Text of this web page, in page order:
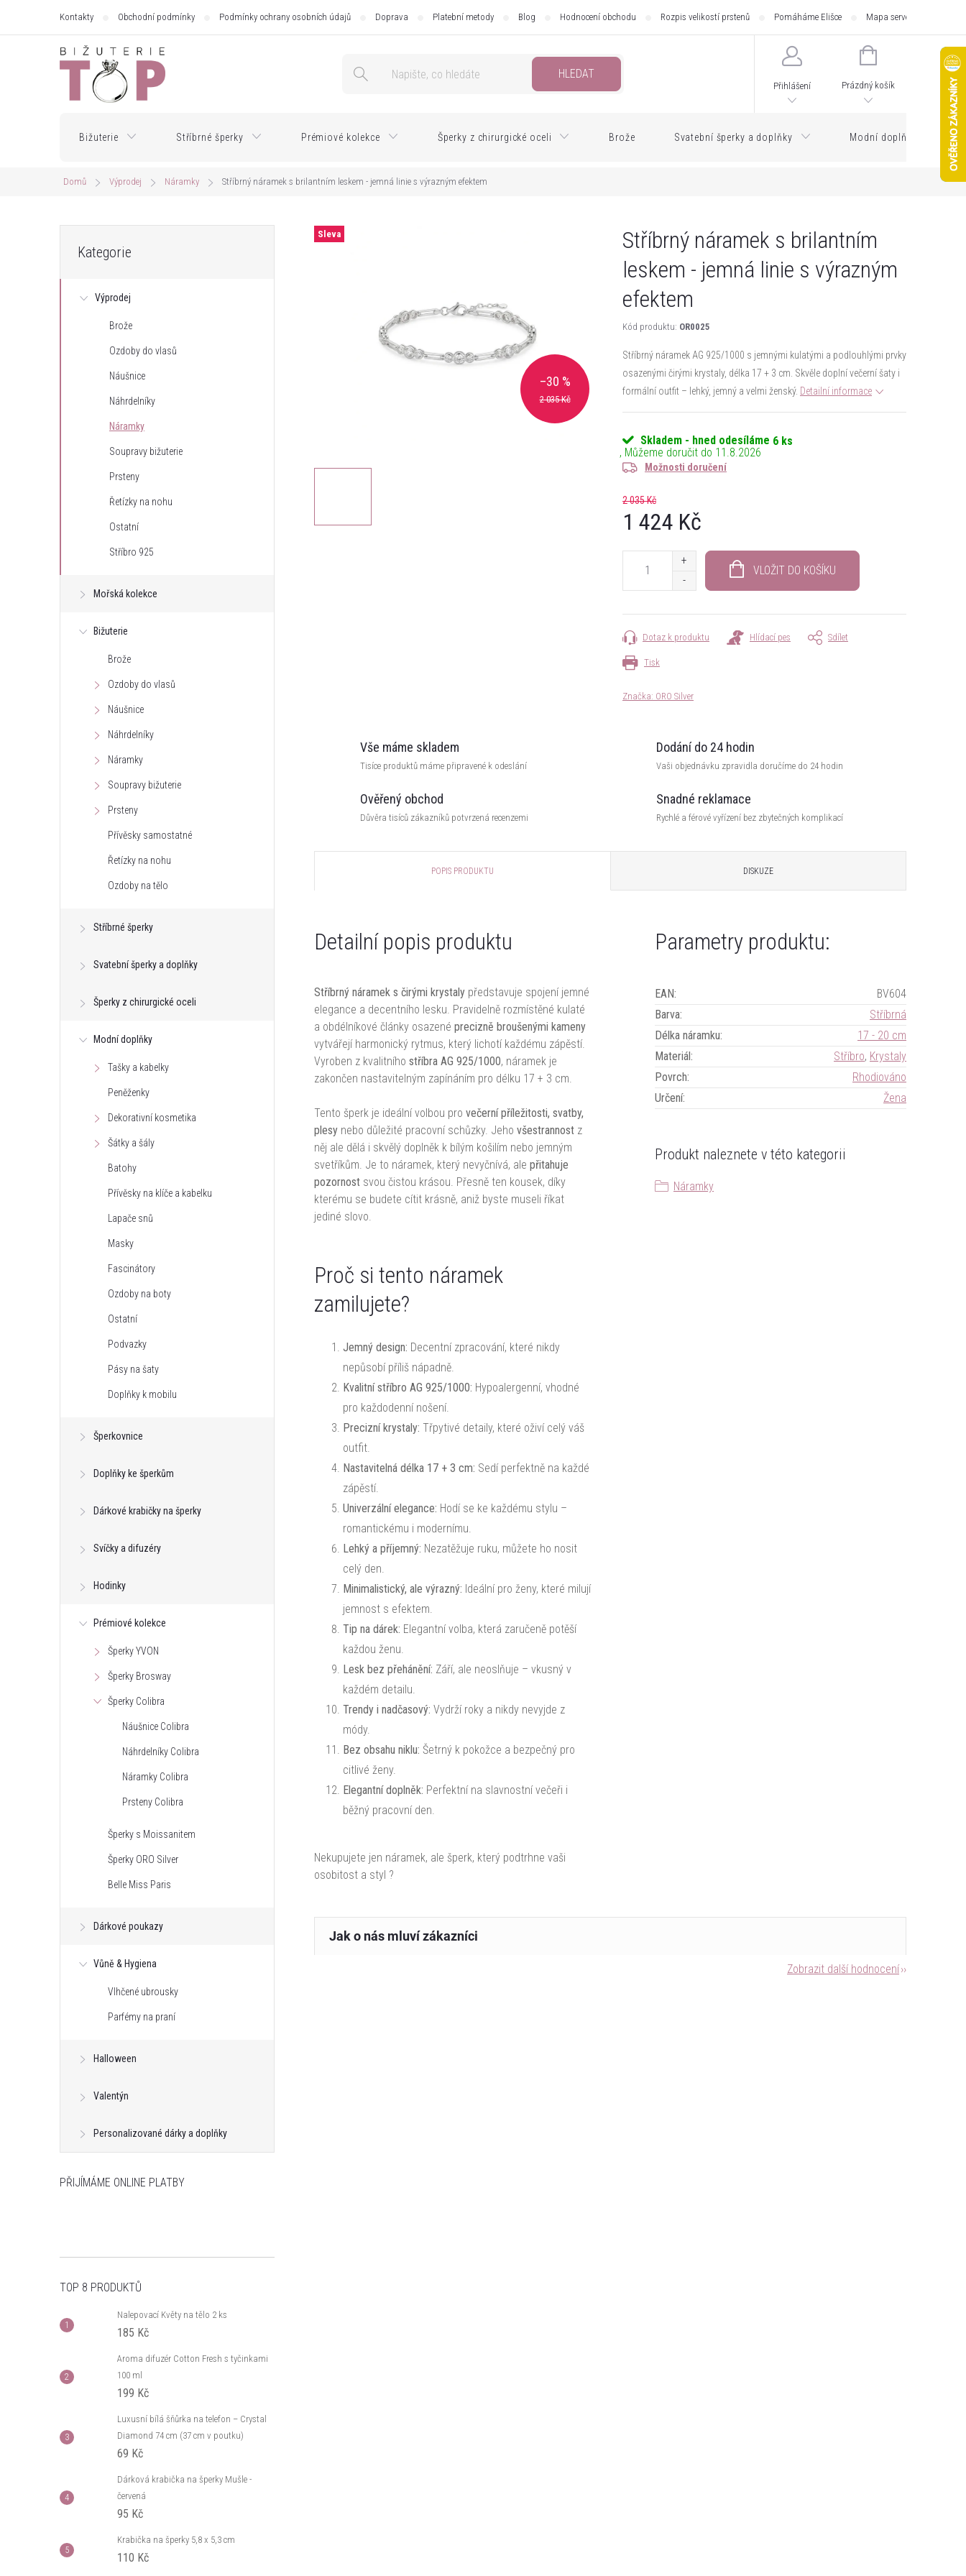
Kontakty Obchodní podmínky Podmínky ochrany osobních údajů Doprava Platební metody Blog Hodnocení obchodu Rozpis velikostí prstenů Pomáháme Elišce Mapa serveru
HLEDAT
Přihlášení
NÁKUPNÍ
Prázdný košík
Bižuterie Stříbrné šperky Prémiové kolekce Šperky z chirurgické oceli Brože Svatební šperky a doplňky Modní doplňky
Domů Výprodej Náramky Stříbrný náramek s brilantním leskem - jemná linie s výrazným efektem
o
kategorie
Kategorie
Výprodej
Brože
Ozdoby do vlasů
Náušnice
Náhrdelníky
Náramky
Soupravy bižuterie
Prsteny
Řetízky na nohu
Ostatní
Stříbro 925
Mořská kolekce
Bižuterie
Brože
Ozdoby do vlasů
Náušnice
Náhrdelníky
Náramky
Soupravy bižuterie
Prsteny
Přívěsky samostatné
Řetízky na nohu
Ozdoby na tělo
Stříbrné šperky
Svatební šperky a doplňky
Šperky z chirurgické oceli
Modní doplňky
Tašky a kabelky
Peněženky
Dekorativní kosmetika
Šátky a šály
Batohy
Přívěsky na klíče a kabelku
Lapače snů
Masky
Fascinátory
Ozdoby na boty
Ostatní
Podvazky
Pásy na šaty
Doplňky k mobilu
Šperkovnice
Doplňky ke šperkům
Dárkové krabičky na šperky
Svíčky a difuzéry
Hodinky
Prémiové kolekce
Šperky YVON
Šperky Brosway
Šperky Colibra
Náušnice Colibra
Náhrdelníky Colibra
Náramky Colibra
Prsteny Colibra
Šperky s Moissanitem
Šperky ORO Silver
Belle Miss Paris
Dárkové poukazy
Vůně & Hygiena
Vlhčené ubrousky
Parfémy na praní
Halloween
Valentýn
Personalizované dárky a doplňky
PŘIJÍMÁME ONLINE PLATBY
TOP 8 PRODUKTŮ
Nalepovací Květy na tělo 2 ks
185 Kč
Aroma difuzér Cotton Fresh s tyčinkami
100 ml
199 Kč
Luxusní bílá šňůrka na telefon – Crystal
Diamond 74 cm (37 cm v poutku)
69 Kč
Dárková krabička na šperky Mušle -
červená
95 Kč
Krabička na šperky 5,8 x 5,3 cm
110 Kč
Sleva
2 035 Kč
–30 %
Stříbrný náramek s brilantním
leskem - jemná linie s výrazným
efektem
Kód produktu: OR0025
Stříbrný náramek AG 925/1000 s jemnými kulatými a podlouhlými prvky
osazenými čirými krystaly, délka 17 + 3 cm. Skvěle doplní večerní šaty i
formální outfit – lehký, jemný a velmi ženský. Detailní informace
Skladem - hned odesíláme 6 ks
11.8.2026
Možnosti doručení
2 035 Kč
1 424 Kč
VLOŽIT DO KOŠÍKU
Tisk
Dotaz k produktu Hlídací pes Sdílet
Značka: ORO Silver
Vše máme skladem
Tisíce produktů máme připravené k odeslání
Dodání do 24 hodin
Vaši objednávku zpravidla doručíme do 24 hodin
Ověřený obchod
Důvěra tisíců zákazníků potvrzená recenzemi
Snadné reklamace
Rychlé a férové vyřízení bez zbytečných komplikací
POPIS PRODUKTU DISKUZE
Detailní popis produktu
Stříbrný náramek s čirými krystaly představuje spojení jemné
elegance a decentního lesku. Pravidelně rozmístěné kulaté
a obdélníkové články osazené precizně broušenými kameny
vytvářejí harmonický rytmus, který lichotí každému zápěstí.
Vyroben z kvalitního stříbra AG 925/1000, náramek je
zakončen nastavitelným zapínáním pro délku 17 + 3 cm.
Tento šperk je ideální volbou pro večerní příležitosti, svatby,
plesy nebo důležité pracovní schůzky. Jeho všestrannost z
něj ale dělá i skvělý doplněk k bílým košilím nebo jemným
svetříkům. Je to náramek, který nevyčnívá, ale přitahuje
pozornost svou čistou krásou. Přesně ten kousek, díky
kterému se budete cítit krásně, aniž byste museli říkat
jediné slovo.
Proč si tento náramek
zamilujete?
Jemný design: Decentní zpracování, které nikdy
nepůsobí příliš nápadně.
Kvalitní stříbro AG 925/1000: Hypoalergenní, vhodné
pro každodenní nošení.
Precizní krystaly: Třpytivé detaily, které oživí celý váš
outfit.
Nastavitelná délka 17 + 3 cm: Sedí perfektně na každé
zápěstí.
Univerzální elegance: Hodí se ke každému stylu –
romantickému i modernímu.
Lehký a příjemný: Nezatěžuje ruku, můžete ho nosit
celý den.
Minimalistický, ale výrazný: Ideální pro ženy, které milují
jemnost s efektem.
Tip na dárek: Elegantní volba, která zaručeně potěší
každou ženu.
Lesk bez přehánění: Září, ale neoslňuje – vkusný v
každém detailu.
Trendy i nadčasový: Vydrží roky a nikdy nevyjde z
módy.
Bez obsahu niklu: Šetrný k pokožce a bezpečný pro
citlivé ženy.
Elegantní doplněk: Perfektní na slavnostní večeři i
běžný pracovní den.
Nekupujete jen náramek, ale šperk, který podtrhne vaši
osobitost a styl ?
Parametry produktu:
EAN:
BV604
Barva:
Stříbrná
Délka náramku:
17 - 20 cm
Materiál: Stříbro, Krystaly
Povrch:
Rhodiováno
Určení: Žena
Produkt naleznete v této kategorii
Náramky
Zobrazit další hodnocení